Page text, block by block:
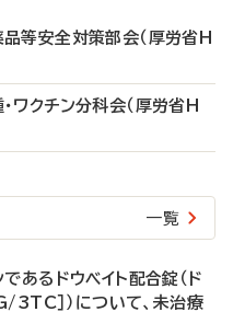
等安全対策部会（厚労省H
クチン分科会（厚労省H
一覧
あるドウベイト配合錠（ド
3TC］）について、未治療